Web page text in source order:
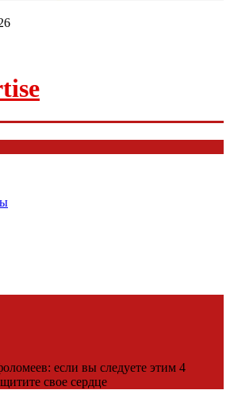
если вы следуете этим 4
свое сердце